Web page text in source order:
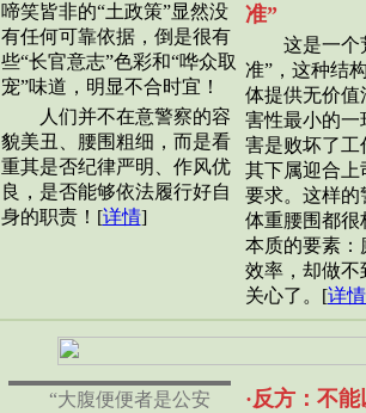
啼笑皆非的“土政策”显然没
有任何可靠依据，倒是很有
些“长官意志”色彩和“哗众取
宠”味道，明显不合时宜！
人们并不在意警察的容
貌美丑、腰围粗细，而是看
重其是否纪律严明、作风优
良，是否能够依法履行好自
身的职责！[详情]
准”
这是一个
准”，这种结
体提供无价值
害性最小的一
害是败坏了工
其下属迎合上
要求。这样的
体重腰围都很
本质的要素：
效率，却做不
关心了。[详情
“大腹便便者是公安
·反方：不